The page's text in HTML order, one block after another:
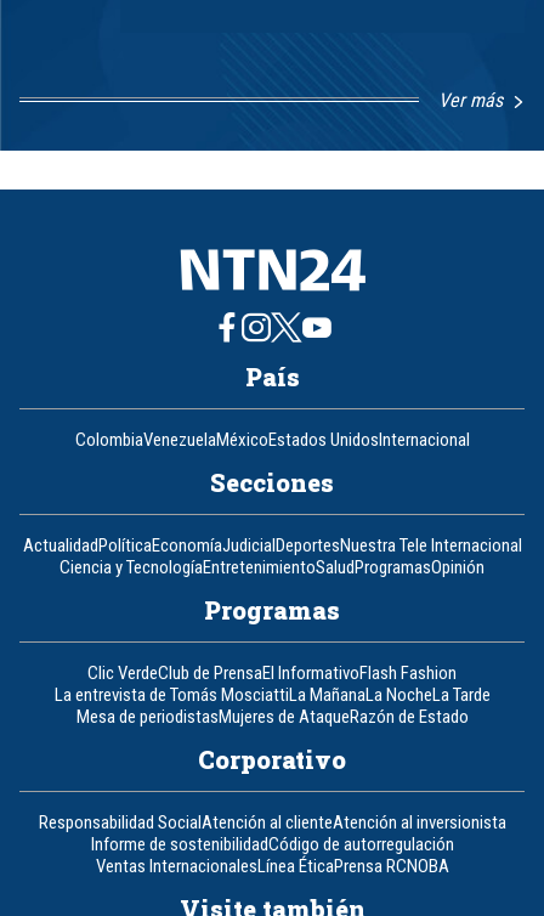
Ver más
8
País
ColombiaVenezuelaMéxicoEstados UnidosInternacional
Secciones
ActualidadPolíticaEconomíaJudicialDeportesNuestra Tele Internacional
Ciencia y TecnologíaEntretenimientoSaludProgramasOpinión
Programas
Clic VerdeClub de PrensaEl InformativoFlash Fashion
La entrevista de Tomás MosciattiLa MañanaLa NocheLa Tarde
Mesa de periodistasMujeres de AtaqueRazón de Estado
Corporativo
Responsabilidad SocialAtención al clienteAtención al inversionista
Informe de sostenibilidadCódigo de autorregulación
Ventas InternacionalesLínea ÉticaPrensa RCNOBA
Visite también